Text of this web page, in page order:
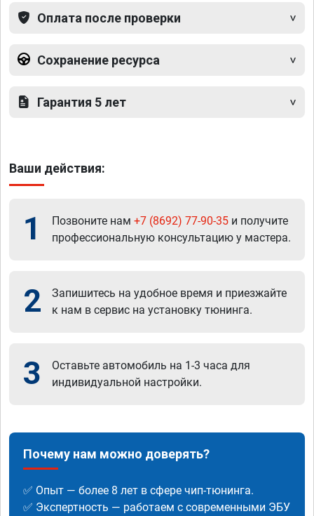
Оплата после проверки
Сохранение ресурса
Гарантия 5 лет
Ваши действия:
1 Позвоните нам +7 (8692) 77-90-35 и получите
профессиональную консультацию у мастера.
2
Запишитесь на удобное время и приезжайте
к нам в сервис на установку тюнинга.
3
Оставьте автомобиль на 1-3 часа для
индивидуальной настройки.
Почему нам можно доверять?
✅ Опыт — более 8 лет в сфере чип-тюнинга.
✅ Экспертность — работаем с современными ЭБУ